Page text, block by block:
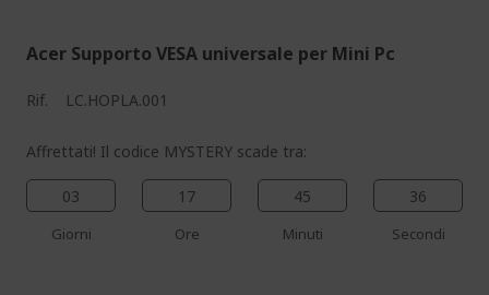
Acer Supporto VESA universale per Mini Pc
Rif. LC.HOPLA.001
Affrettati! Il codice MYSTERY scade tra:
03
Giorni
17
Ore
45
Minuti
35
Secondi